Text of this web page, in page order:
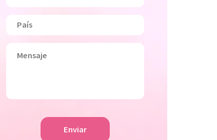
Enviar